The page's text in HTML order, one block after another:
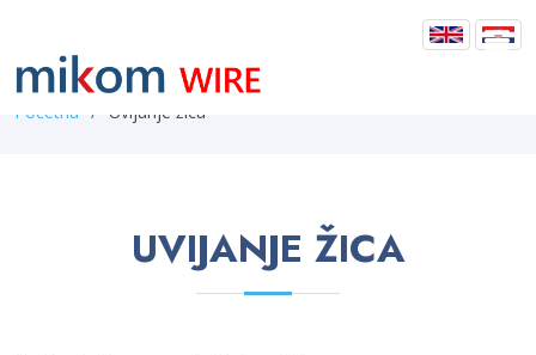
Početna Uvijanje žica
UVIJANJE ŽICA